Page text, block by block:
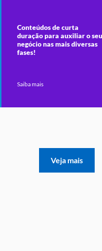
Conteúdos de curta
duração para auxiliar o seu
negócio nas mais diversas
fases!
Saiba mais
Veja mais